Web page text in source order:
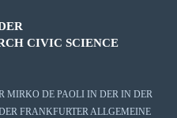
CIVIC SCIENCE
MIRKO DE PAOLI IN DER IN DER
FRANKFURTER ALLGEMEINE